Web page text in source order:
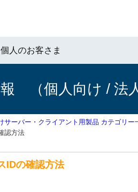
個人のお客さま
（個人向け / 法
サーバー・クライアント用製品 カテゴリー
認方法
IDの確認方法